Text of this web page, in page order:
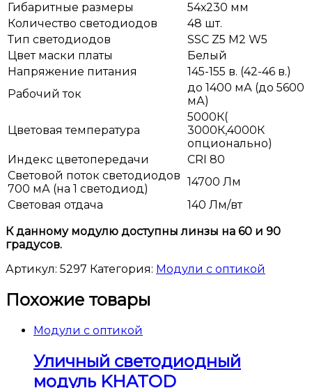
Гибаритные размеры
54х230 мм
Количество светодиодов
48 шт.
Тип светодиодов
SSC Z5 M2 W5
Цвет маски платы
Белый
Напряжение питания
145-155 в. (42-46 в.)
Рабочий ток
до 1400 мА (до 5600
мА)
Цветовая температура
5000К(
3000К,4000К
опционально)
Индекс цветопередачи
CRI 80
Световой поток светодиодов
700 мА (на 1 светодиод)
14700 Лм
Световая отдача
140 Лм/вт
К данному модулю доступны линзы на 60 и 90
градусов.
Артикул: 5297 Категория: Модули с оптикой
Похожие товары
Модули с оптикой
Уличный светодиодный
модуль KHATOD